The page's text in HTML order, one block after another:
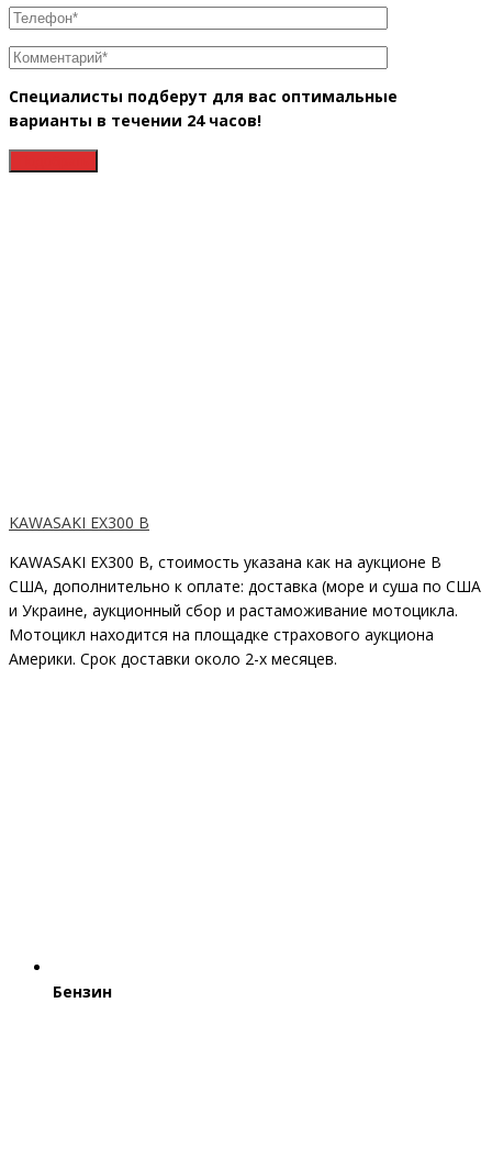
Специалисты подберут для вас оптимальные
варианты в течении 24 часов!
KAWASAKI EX300 B
KAWASAKI EX300 B, cтоимость указана как на аукционе В
США, дополнительно к оплате: доставка (море и суша по США
и Украине, аукционный сбор и растаможивание мотоцикла.
Мотоцикл находится на площадке страхового аукциона
Америки. Срок доставки около 2-х месяцев.
Бензин